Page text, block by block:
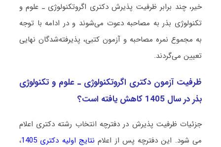
خیر، چند برابر ظرفیت پذیرش دکتری اﮔﺮوﺗﻜﻨﻮﻟﻮژی ـ علوم و
تکنولوژی ﺑﺬر به مصاحبه دعوت می‌شوند و در ادامه با توجه
به مجموع نمره مصاحبه و آزمون کتبی، پذیرفته‌شدگان نهایی
تعیین می‌گردند.
ظرفیت آزمون دکتری اﮔﺮوﺗﻜﻨﻮﻟﻮژی ـ علوم و تکنولوژی
ﺑﺬر در سال 1405 کاهش یافته است؟
جزئیات ظرفیت پذیرش در دفترچه انتخاب رشته دکتری اعلام
می شود. این دفترچه پس از اعلام نتایج اولیه دکتری 1405
،